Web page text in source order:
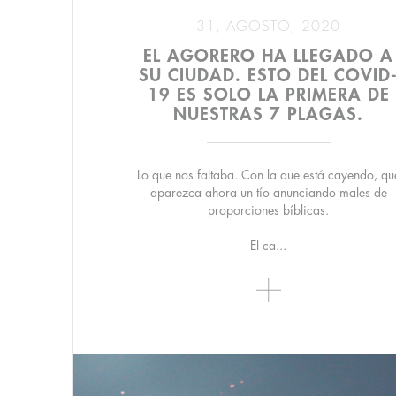
31, AGOSTO, 2020
EL AGORERO HA LLEGADO A
SU CIUDAD. ESTO DEL
19 ES SOLO LA PRIMERA DE
NUESTRAS 7 PLAGAS.
Lo que nos faltaba. Con la que está cayendo,
aparezca ahora un tío anunciando males de
proporciones bíblicas.
El ca...